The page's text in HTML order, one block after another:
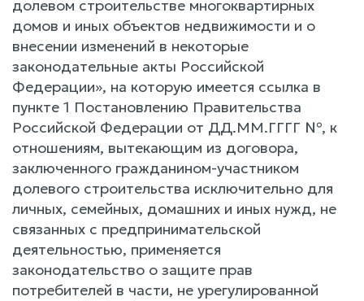
долевом строительстве многоквартирных
домов и иных объектов недвижимости и о
внесении изменений в некоторые
законодательные акты Российской
Федерации», на которую имеется ссылка в
пункте 1 Постановлению Правительства
Российской Федерации от ДД.ММ.ГГГГ №, к
отношениям, вытекающим из договора,
заключенного гражданином-участником
долевого строительства исключительно для
личных, семейных, домашних и иных нужд, не
связанных с предпринимательской
деятельностью, применяется
законодательство о защите прав
потребителей в части, не урегулированной